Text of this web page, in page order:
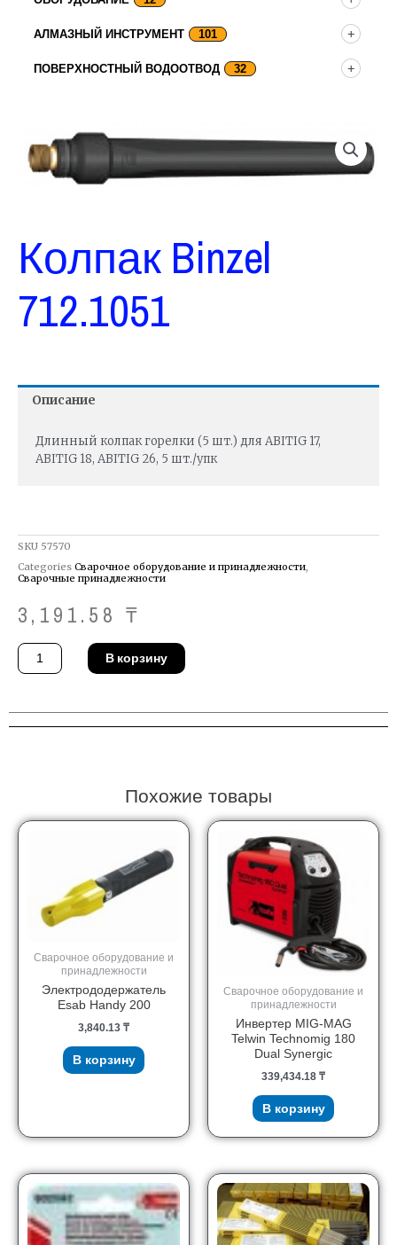
АЛМАЗНЫЙ ИНСТРУМЕНТ 101
ПОВЕРХНОСТНЫЙ ВОДООТВОД 32
Колпак Binzel
712.1051
Описание
Длинный колпак горелки (5 шт.) для ABITIG 17,
ABITIG 18, ABITIG 26, 5 шт./упк
SKU 57570
Categories Сварочное оборудование и принадлежности
Сварочные принадлежности
3,191.58 ₸
Количество
товара
Колпак
В корзину
Похожие товары
Сварочное оборудование и
принадлежности
Электрододержатель
Esab Handy 200
3,840.13 ₸
В корзину
Сварочное оборудование и
принадлежности
Инвертер MIG-MAG
Telwin Technomig 180
Dual Synergic
339,434.18 ₸
В корзину